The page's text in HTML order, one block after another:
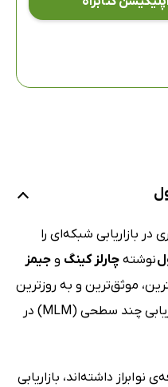
بازاریابی شبکه‌ای را
نوشته چارلز کینگ و جیمز
موثق‌ترین و به‌ روزترین
منبع اطلاعاتی درباره وضعیت بازاریابی چند سطحی (MLM) در
ابراز داشته‌اند، بازاریابی